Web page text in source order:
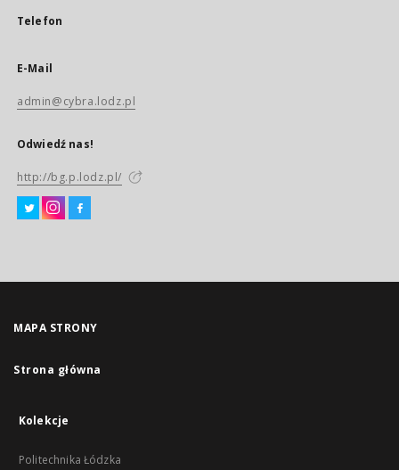
Telefon
E-Mail
admin@cybra.lodz.pl
Odwiedź nas!
http://bg.p.lodz.pl/
MAPA STRONY
Strona główna
Kolekcje
Politechnika Łódzka